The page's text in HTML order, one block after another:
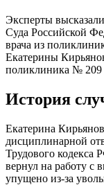
Эксперты
Суда Российской
врача из
Екатерины
поликлиника № 209
История
Екатерина
дисциплинарной
Трудового кодекса
вернул на работу с
упущено из-за